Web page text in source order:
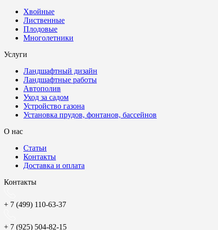
Хвойные
Лиственные
Плодовые
Многолетники
Услуги
Ландшафтный дизайн
Ландшафтные работы
Автополив
Уход за садом
Устройство газона
Установка прудов, фонтанов, бассейнов
О нас
Статьи
Контакты
Доставка и оплата
Контакты
+ 7 (499) 110-63-37
+ 7 (925) 504-82-15